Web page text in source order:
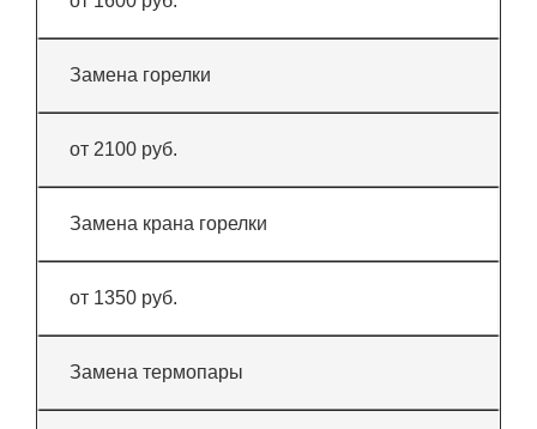
Замена горелки
от 2100 руб.
Замена крана горелки
от 1350 руб.
Замена термопары